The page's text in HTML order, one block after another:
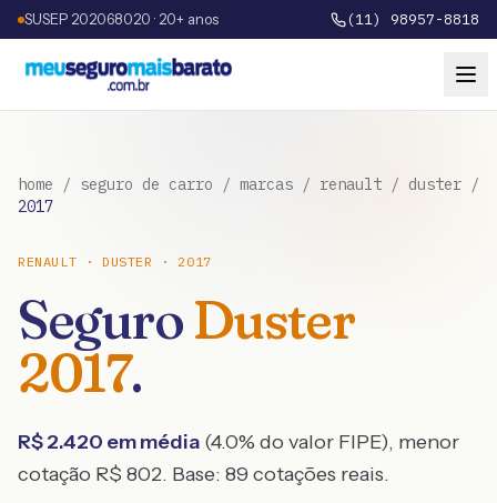
SUSEP 202068020 · 20+ anos (11) 98957-8818
home / seguro de carro / marcas / renault / duster /
2017
RENAULT ·DUSTER · 2017
SeguroDuster
2017.
R$2.420 em média (4.0% do valor FIPE), menor
cotação R$ 802. Base: 89 cotações reais.